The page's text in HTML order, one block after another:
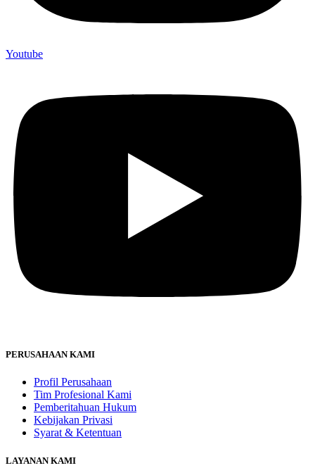
Youtube
PERUSAHAAN KAMI
Profil Perusahaan
Tim Profesional Kami
Pemberitahuan Hukum
Kebijakan Privasi
Syarat & Ketentuan
LAYANAN KAMI